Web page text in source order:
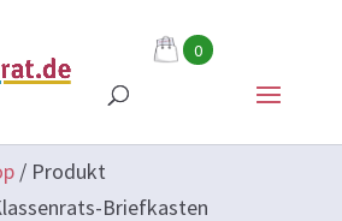
0
/ Produkt
Briefkasten